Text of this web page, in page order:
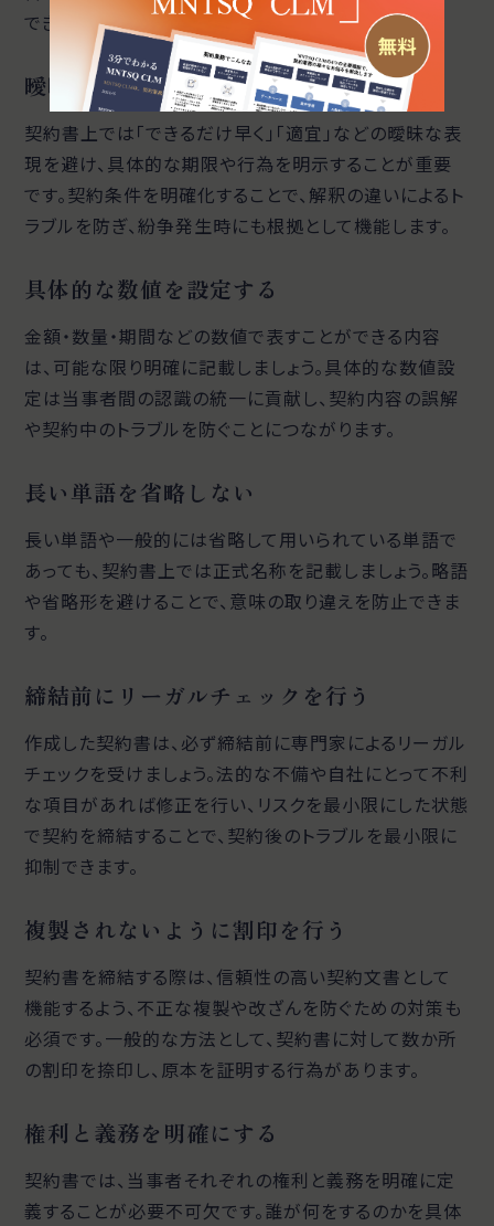
できるように記載することが大切です。
曖昧な表現は避けて明確に記載する
契約書上では「できるだけ早く」「適宜」などの曖昧な表
現を避け、具体的な期限や行為を明示することが重要
です。契約条件を明確化することで、解釈の違いによるト
ラブルを防ぎ、紛争発生時にも根拠として機能します。
具体的な数値を設定する
金額・数量・期間などの数値で表すことができる内容
は、可能な限り明確に記載しましょう。具体的な数値設
定は当事者間の認識の統一に貢献し、契約内容の誤解
や契約中のトラブルを防ぐことにつながります。
長い単語を省略しない
長い単語や一般的には省略して用いられている単語で
あっても、契約書上では正式名称を記載しましょう。略語
や省略形を避けることで、意味の取り違えを防止できま
す。
締結前にリーガルチェックを行う
作成した契約書は、必ず締結前に専門家によるリーガル
チェックを受けましょう。法的な不備や自社にとって不利
な項目があれば修正を行い、リスクを最小限にした状態
で契約を締結することで、契約後のトラブルを最小限に
抑制できます。
複製されないように割印を行う
契約書を締結する際は、信頼性の高い契約文書として
機能するよう、不正な複製や改ざんを防ぐための対策も
必須です。一般的な方法として、契約書に対して数か所
の割印を捺印し、原本を証明する行為があります。
権利と義務を明確にする
契約書では、当事者それぞれの権利と義務を明確に定
義することが必要不可欠です。誰が何をするのかを具体